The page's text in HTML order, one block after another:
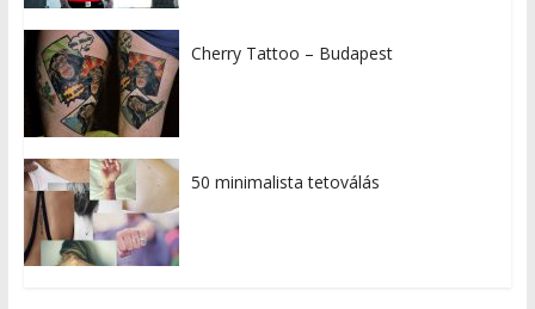
Cherry Tattoo – Budapest
50 minimalista tetoválás